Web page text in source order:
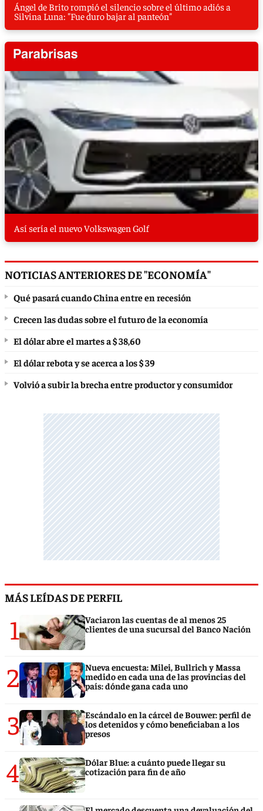
Ángel de Brito rompió el silencio sobre el último adiós a
Silvina Luna: "Fue duro bajar al panteón"
Así sería el nuevo Volkswagen Golf
NOTICIAS ANTERIORES DE "ECONOMÍA"
Qué pasará cuando China entre en recesión
Crecen las dudas sobre el futuro de la economía
El dólar abre el martes a $ 38,60
El dólar rebota y se acerca a los $ 39
Volvió a subir la brecha entre productor y consumidor
MÁS LEÍDAS DE PERFIL
1
Vaciaron las cuentas de al menos 25
clientes de una sucursal del Banco Nación
2
Nueva encuesta: Milei, Bullrich y Massa
medido en cada una de las provincias del
país: dónde gana cada uno
3
Escándalo en la cárcel de Bouwer: perfil de
los detenidos y cómo beneficiaban a los
presos
4
Dólar Blue: a cuánto puede llegar su
cotización para fin de año